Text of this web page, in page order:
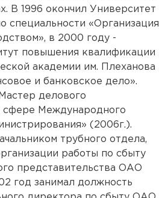
В 1996 окончил Университет
специальности «Организация
в 2000 году -
повышения квалификации
академии им. Плеханова
и банковское дело».
делового
сфере Международного
(2006г.).
трубного отдела,
работы по сбыту
представительства ОАО
год занимал должность